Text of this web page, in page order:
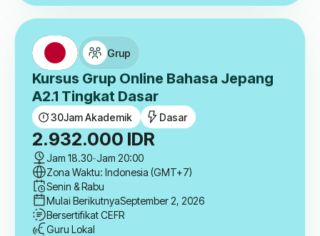
Grup
Kursus Grup Online Bahasa Jepang
A2.1 Tingkat Dasar
30Jam Akademik Dasar
2.932.000 IDR
Jam 18.30-Jam 20:00
Zona Waktu: Indonesia (GMT+7)
Senin & Rabu
Mulai BerikutnyaSeptember 2, 2026
Bersertifikat CEFR
Guru Lokal